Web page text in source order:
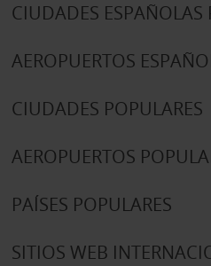
CIUDADES ESPAÑOLAS
AEROPUERTOS
CIUDADES POPULARES
AEROPUERTOS
PAÍSES POPULARES
SITIOS WEB